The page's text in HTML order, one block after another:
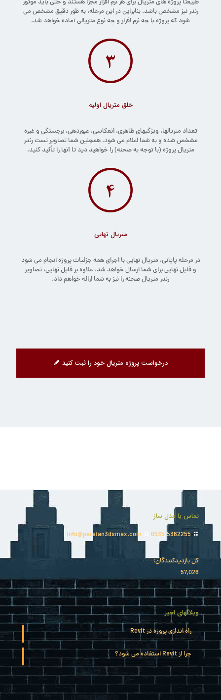
طبیعتاً پروژه های متریال برای هر نرم افزار مجزا هستند و حتی باید موتور
رندر نیز مشخص باشد. بنابراین در این مرحله، به طور دقیق مشخص می
شود که پروژه با چه نرم افزار و چه نوع متریالی آماده خواهد شد.
خلق متریال اولیه
تعداد متریالها، ویژگیهای ظاهری، انعکاسی، عبوردهی، برجستگی و غیره
مشخص شده و به شما اعلام می شود. همچنین شما تصاویر تست رندر
متریال پروژه (با توجه به صحنه) را خواهید دید تا آنها را تأئید کنید.
متریال نهایی
در مرحله پایانی، متریال نهایی با اجرای همه جزئیات پروژه انجام می شود
و فایل نهایی برای شما ارسال خواهد شد. علاوه بر فایل نهایی، تصاویر
رندر متریال صحنه را نیز به شما ارائه خواهم داد.
درخواست پروژه متریال خود را ثبت کنید
تماس با مدل ساز
0935-5362255
کل بازدیدکنند‌گان:
57,026
وبلاگهای اخیر
راه اندازی پروژه در Revit
چرا از Revit استفاده می شود؟